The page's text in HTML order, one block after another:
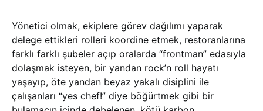
Yönetici olmak, ekiplere görev dağılımı yaparak
delege ettikleri rolleri koordine etmek, restoranlarına
farklı farklı şubeler açıp oralarda “frontman” edasıyla
dolaşmak isteyen, bir yandan rock’n roll hayatı
yaşayıp, öte yandan beyaz yakalı disiplini ile
çalışanları “yes chef!” diye böğürtmek gibi bir